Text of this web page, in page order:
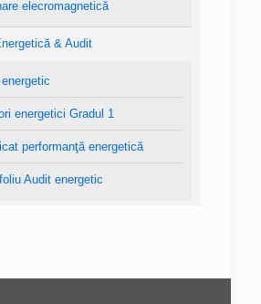
elecromagnetică
& Audit
energetici Gradul 1
performanţă energetică
Audit energetic